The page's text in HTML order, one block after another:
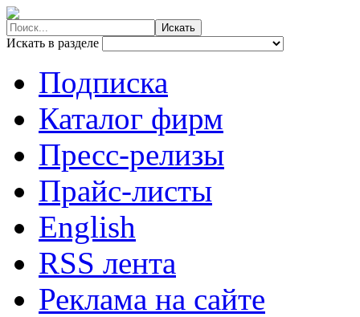
Искать в разделе
Подписка
Каталог фирм
Пресс-релизы
Прайс-листы
English
RSS лента
Реклама на сайте